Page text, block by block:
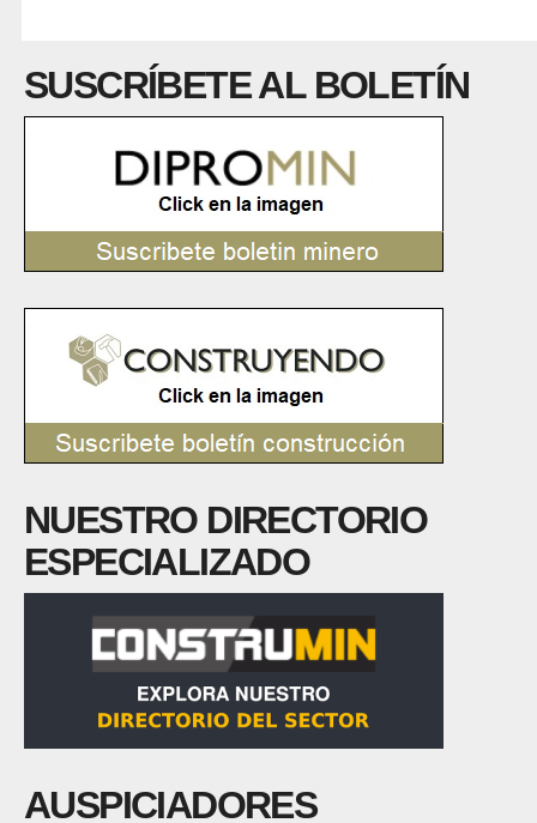
SUSCRÍBETE AL BOLETÍN
NUESTRO DIRECTORIO
ESPECIALIZADO
AUSPICIADORES